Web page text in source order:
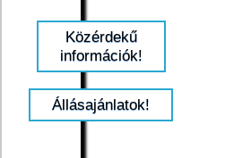
Közérdekű
információk!
Állásajánlatok!